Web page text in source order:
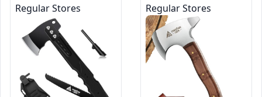
Regular Stores Regular Stores